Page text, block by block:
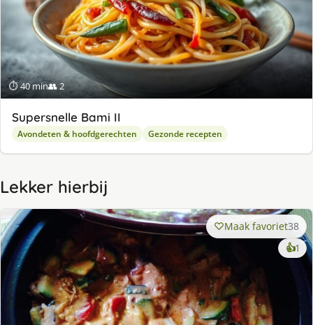
⏱ 40 min👥 2
Supersnelle Bami II
Avondeten & hoofdgerechten Gezonde recepten
Lekker hierbij
Maak favoriet38
👍1